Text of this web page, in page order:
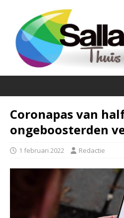
Coronapas van
ongeboosterden
1 februari 2022 Redactie